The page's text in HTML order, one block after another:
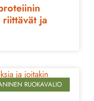
ja
RUOKAVALIO